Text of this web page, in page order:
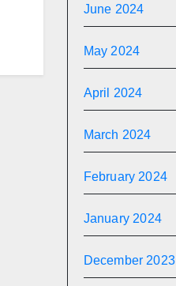
June 2024
May 2024
April 2024
March 2024
February 2024
January 2024
December 2023